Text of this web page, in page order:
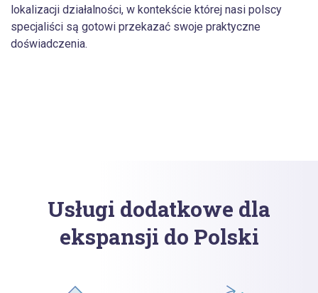
lokalizacji działalności, w kontekście której nasi polscy
specjaliści są gotowi przekazać swoje praktyczne
doświadczenia.
Usługi dodatkowe dla
ekspansji do Polski